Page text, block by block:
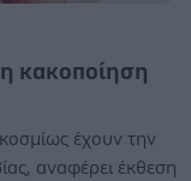
η κακοποίηση
έχουν την
αναφέρει έκθεση